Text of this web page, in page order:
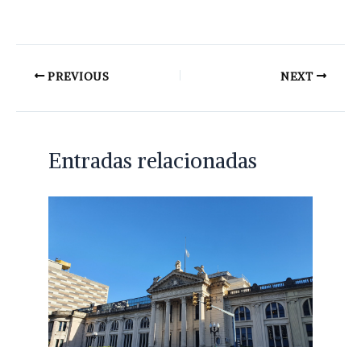
PREVIOUS NEXT
Entradas relacionadas